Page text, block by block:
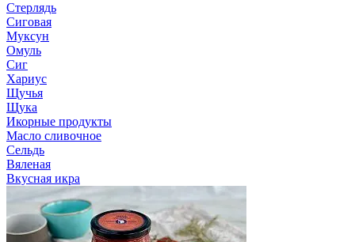
Стерлядь
Сиговая
Муксун
Омуль
Сиг
Хариус
Щучья
Щука
Икорные продукты
Масло сливочное
Сельдь
Вяленая
Вкусная икра